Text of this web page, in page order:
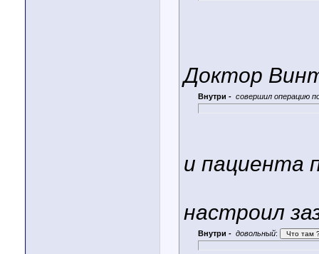
Доктор
Внутри - совершил операцию
и пациента
настроил
Внутри - довольный: